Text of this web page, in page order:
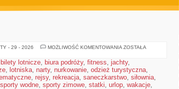
- 29 - 2026 MOŻLIWOŚĆ KOMENTOWANIA BILARD
ZOSTAŁA
bilety lotnicze, biura podróży, fitness, jachty,
, lotniska, narty, nurkowanie, odzież turystyczna,
, rejsy, rekreacja, saneczkarstwo, siłownia,
sporty wodne, sporty zimowe, statki, urlop, wakacje,